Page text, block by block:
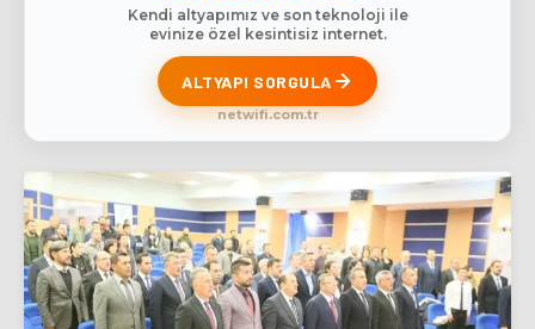
Kendi altyapımız ve son teknoloji ile
evinize özel kesintisiz internet.
ALTYAPI SORGULA
netwifi.com.tr